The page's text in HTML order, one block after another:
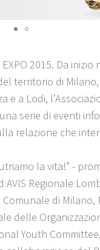
2015. Da inizio
territorio di Milano,
e a Lodi,
serie di eventi
relazione che
la vita!” -
AVIS Regionale
di Milano,
delle
Youth